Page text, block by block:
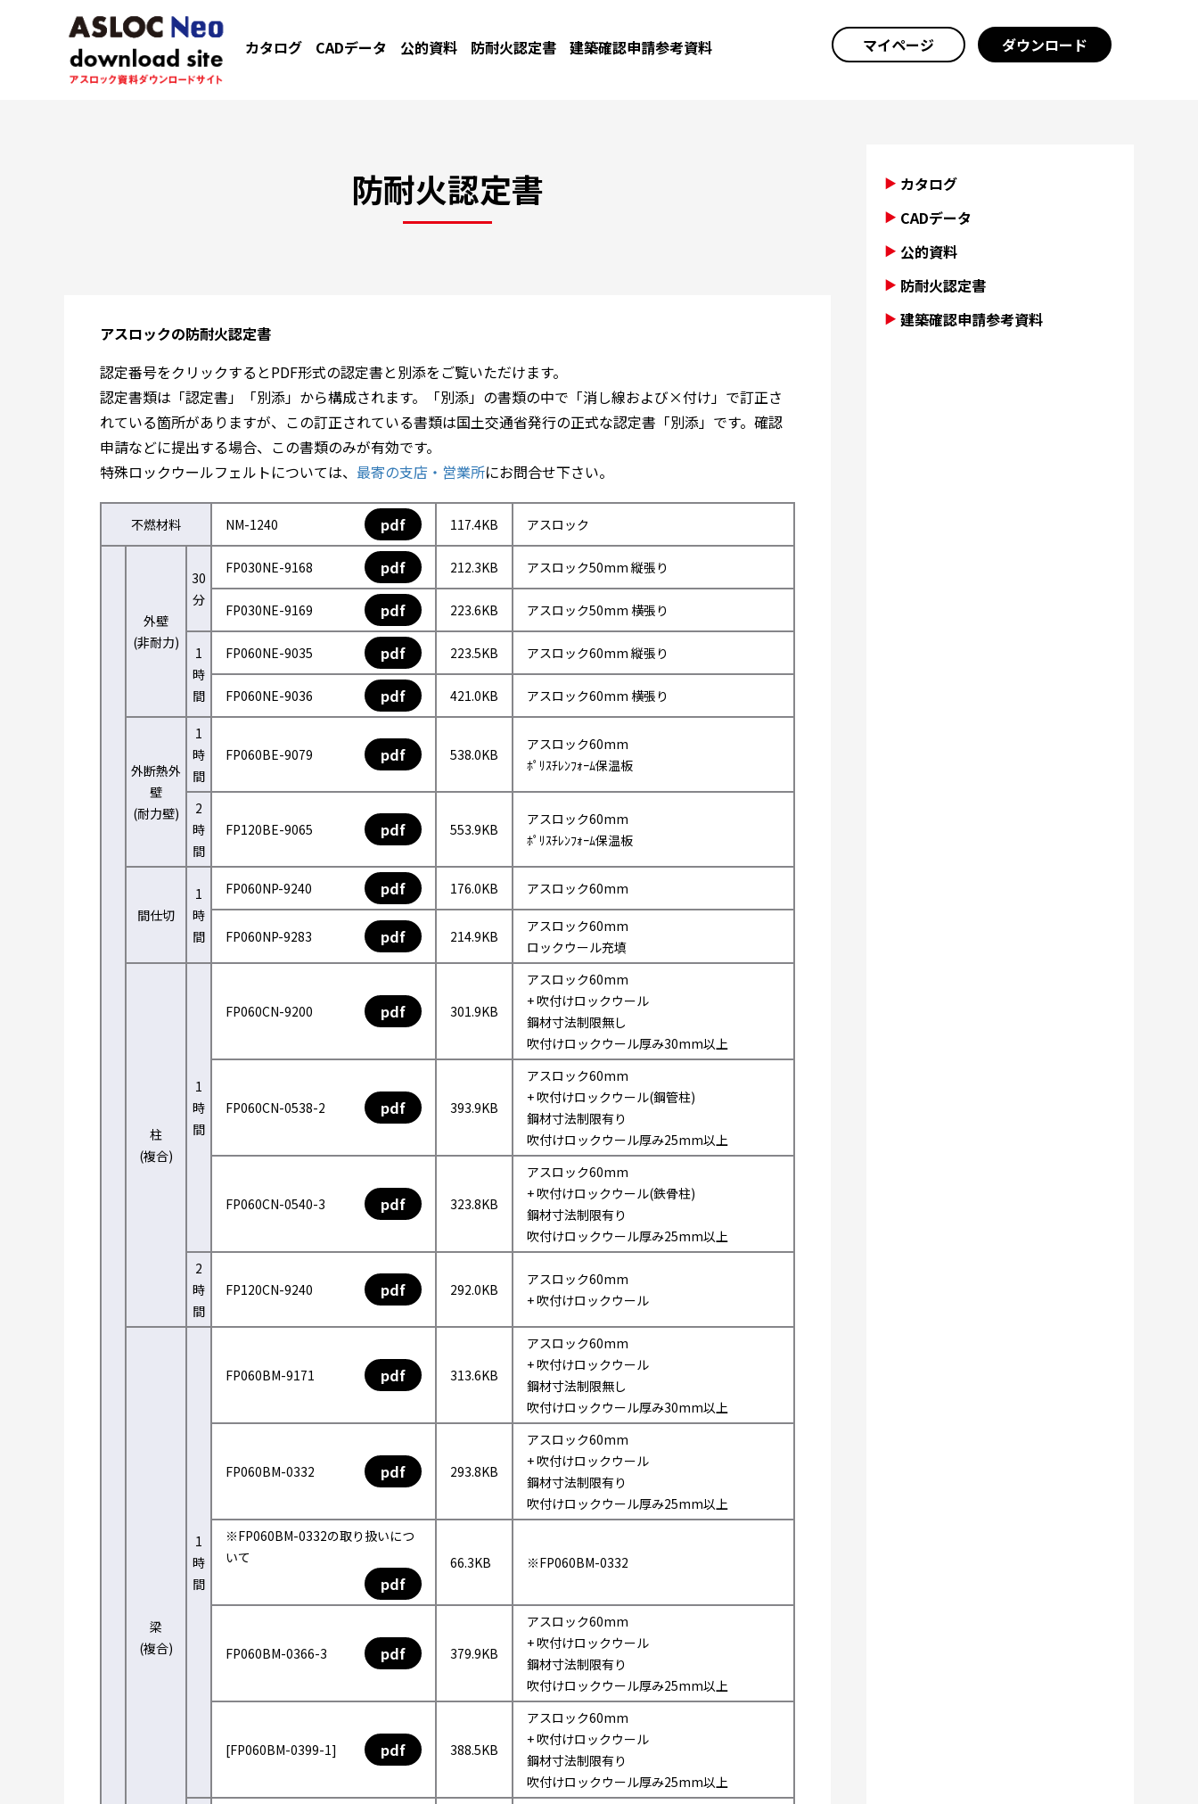
カタログ CADデータ 公的資料 防耐火認定書 建築確認申請参考資料 マイページ ダウンロード
防耐火認定書
アスロックの防耐火認定書
認定番号をクリックするとPDF形式の認定書と別添をご覧いただけます。
認定書類は「認定書」「別添」から構成されます。「別添」の書類の中で「消し線および×付け」で訂正さ
れている箇所がありますが、この訂正されている書類は国土交通省発行の正式な認定書「別添」です。確認
申請などに提出する場合、この書類のみが有効です。
特殊ロックウールフェルトについては、 最寄の支店・営業所にお問合せ下さい。
不燃材料 NM-1240 pdf 117.4KB アスロック
外壁
(非耐力)
30
分
FP030NE-9168 pdf 212.3KB アスロック50mm 縦張り
FP030NE-9169 pdf 223.6KB アスロック50mm 横張り
1
時
間
FP060NE-9035 pdf 223.5KB アスロック60mm 縦張り
FP060NE-9036 pdf 421.0KB アスロック60mm 横張り
外断熱外
壁
(耐力壁)
1
時
間
FP060BE-9079 pdf 538.0KB
アスロック60mm
ﾎﾟﾘｽﾁﾚﾝﾌｫｰﾑ保温板
2
時
間
FP120BE-9065 pdf 553.9KB
アスロック60mm
ﾎﾟﾘｽﾁﾚﾝﾌｫｰﾑ保温板
間仕切
1
時
間
FP060NP-9240 pdf 176.0KB アスロック60mm
FP060NP-9283 pdf 214.9KB
アスロック60mm
ロックウール充填
柱
(複合)
1
時
間
FP060CN-9200 pdf 301.9KB
アスロック60mm
+ 吹付けロックウール
鋼材寸法制限無し
吹付けロックウール厚み30mm以上
FP060CN-0538-2 pdf 393.9KB
アスロック60mm
+ 吹付けロックウール(鋼管柱)
鋼材寸法制限有り
吹付けロックウール厚み25mm以上
FP060CN-0540-3 pdf 323.8KB
アスロック60mm
+ 吹付けロックウール(鉄骨柱)
鋼材寸法制限有り
吹付けロックウール厚み25mm以上
2
時
間
FP120CN-9240 pdf 292.0KB
アスロック60mm
+ 吹付けロックウール
梁
(複合)
1
時
間
FP060BM-9171 pdf 313.6KB
アスロック60mm
+ 吹付けロックウール
鋼材寸法制限無し
吹付けロックウール厚み30mm以上
FP060BM-0332 pdf 293.8KB
アスロック60mm
+ 吹付けロックウール
鋼材寸法制限有り
吹付けロックウール厚み25mm以上
※FP060BM-0332の取り扱いにつ
いて
pdf
66.3KB ※FP060BM-0332
FP060BM-0366-3 pdf 379.9KB
アスロック60mm
+ 吹付けロックウール
鋼材寸法制限有り
吹付けロックウール厚み25mm以上
[FP060BM-0399-1] pdf 388.5KB
アスロック60mm
+ 吹付けロックウール
鋼材寸法制限有り
吹付けロックウール厚み25mm以上
カタログ
CADデータ
公的資料
防耐火認定書
建築確認申請参考資料